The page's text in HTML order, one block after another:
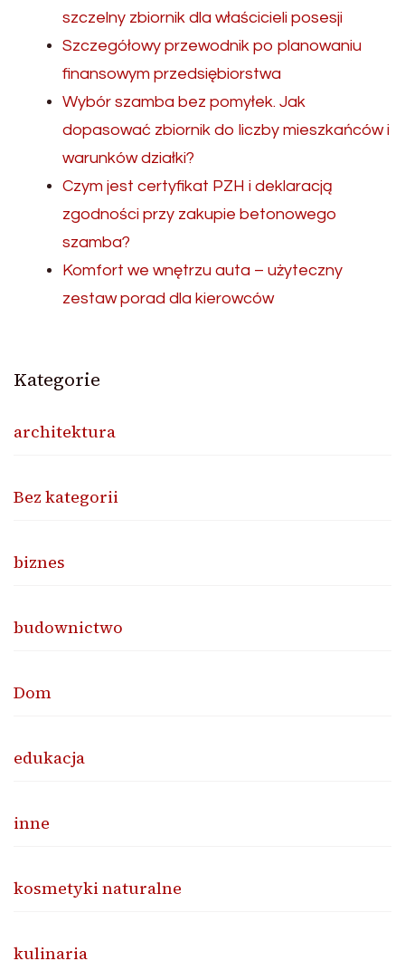
szczelny zbiornik dla właścicieli posesji
Szczegółowy przewodnik po planowaniu
finansowym przedsiębiorstwa
Wybór szamba bez pomyłek. Jak
dopasować zbiornik do liczby mieszkańców i
warunków działki?
Czym jest certyfikat PZH i deklaracją
zgodności przy zakupie betonowego
szamba?
Komfort we wnętrzu auta – użyteczny
zestaw porad dla kierowców
Kategorie
architektura
Bez kategorii
biznes
budownictwo
Dom
edukacja
inne
kosmetyki naturalne
kulinaria